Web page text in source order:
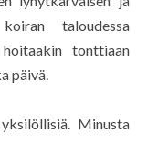
taloudessa
tonttiaan
päivä.
Minusta